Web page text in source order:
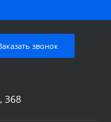
звонок
368